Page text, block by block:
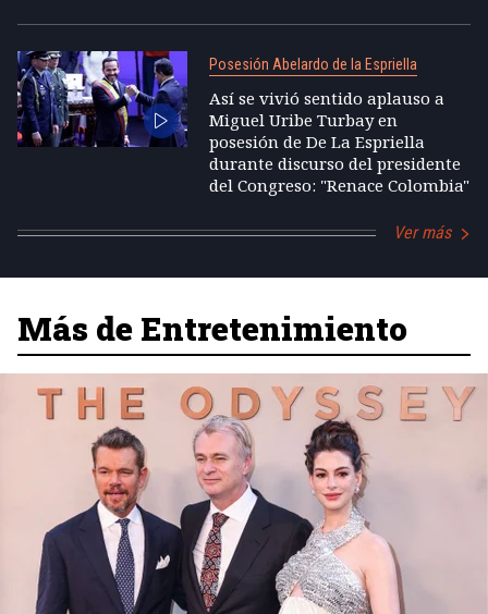
Posesión Abelardo de la Espriella
Así se vivió sentido aplauso a
Miguel Uribe Turbay en
posesión de De La Espriella
durante discurso del presidente
del Congreso: "Renace Colombia"
Ver más
Más de Entretenimiento